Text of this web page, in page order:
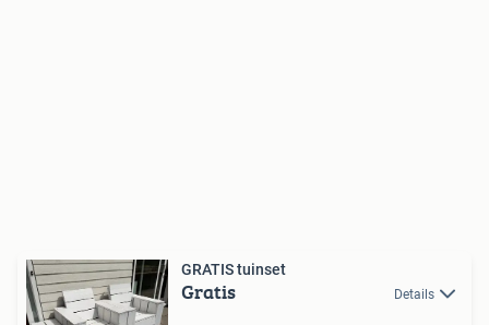
GRATIS tuinset
Gratis Details